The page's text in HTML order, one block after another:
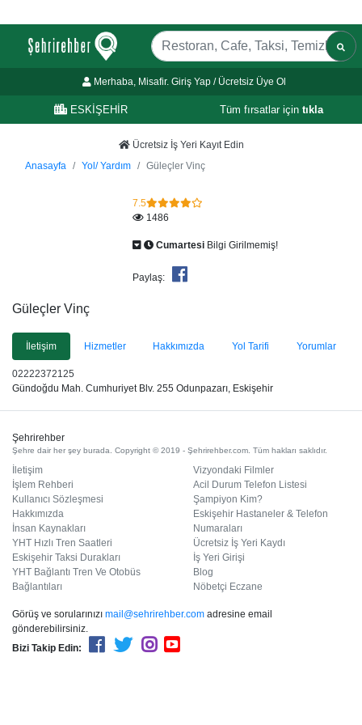
Merhaba, Misafir. Giriş Yap / Ücretsiz Üye Ol
ESKİŞEHİR Tüm fırsatlar için tıkla
Ücretsiz İş Yeri Kayıt Edin
Anasayfa
Yol/ Yardım Güleçler Vinç
7.5
1486
Cumartesi Bilgi Girilmemiş!
Paylaş:
Güleçler Vinç
İletişim Hizmetler Hakkımızda Yol Tarifi Yorumlar
02222372125
Gündoğdu Mah. Cumhuriyet Blv. 255 Odunpazarı, Eskişehir
Şehrirehber
Şehre dair her şey burada. Copyright © 2019 - Şehrirehber.com. Tüm hakları saklıdır.
İletişim
İşlem Rehberi
Kullanıcı Sözleşmesi
Hakkımızda
İnsan Kaynakları
YHT Hızlı Tren Saatleri
Eskişehir Taksi Durakları
YHT Bağlantı Tren Ve Otobüs
Bağlantıları
Vizyondaki Filmler
Acil Durum Telefon Listesi
Şampiyon Kim?
Eskişehir Hastaneler & Telefon
Numaraları
Ücretsiz İş Yeri Kaydı
İş Yeri Girişi
Blog
Nöbetçi Eczane
Görüş ve sorularınızı mail@sehrirehber.com adresine email
gönderebilirsiniz.
Bizi Takip Edin: